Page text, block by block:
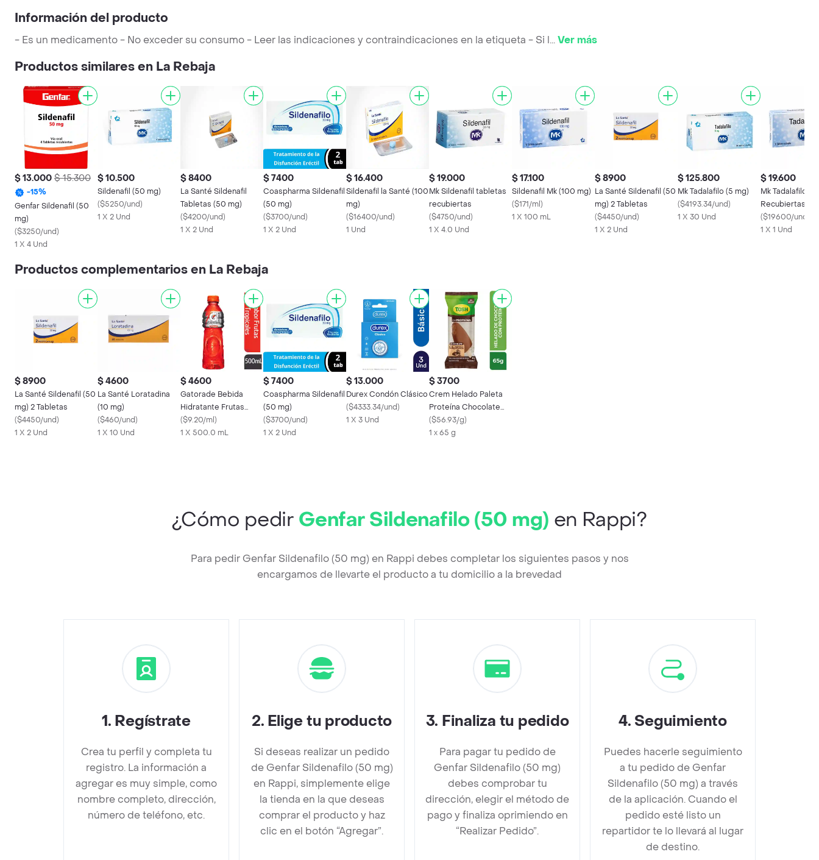
Información del producto
- Es un medicamento - No exceder su consumo - Leer las indicaciones y contraindicaciones en la etiqueta - Si l...Ver más
Productos similares en La Rebaja
$ 13.000 $ 15.300
-15%
Genfar Sildenafil (50
mg)
($3250/und)
1 X 4 Und
$ 10.500
Sildenafil (50 mg)
($5250/und)
1 X 2 Und
$ 8400
La Santé Sildenafil
Tabletas (50 mg)
($4200/und)
1 X 2 Und
$ 7400
Coaspharma Sildenafil
(50 mg)
($3700/und)
1 X 2 Und
$ 16.400
Sildenafil la Santé (100
mg)
($16400/und)
1 Und
$ 19.000
Mk Sildenafil tabletas
recubiertas
($4750/und)
1 X 4.0 Und
$ 17.100
Sildenafil Mk (100 mg)
($171/ml)
1 X 100 mL
$ 8900
La Santé Sildenafil (50
mg) 2 Tabletas
($4450/und)
1 X 2 Und
$ 125.800
Mk Tadalafilo (5 mg)
($4193.34/und)
1 X 30 Und
$ 19.600
Mk Tadalafilo
Recubiertas
($19600/und
1 X 1 Und
Productos complementarios en La Rebaja
$ 8900
La Santé Sildenafil (50
mg) 2 Tabletas
($4450/und)
1 X 2 Und
$ 4600
La Santé Loratadina
(10 mg)
($460/und)
1 X 10 Und
$ 4600
Gatorade Bebida
Hidratante Frutas
Tropicales 500 mL
($9.20/ml)
1 X 500.0 mL
$ 7400
Coaspharma Sildenafil
(50 mg)
($3700/und)
1 X 2 Und
$ 13.000
Durex Condón Clásico
($4333.34/und)
1 X 3 Und
$ 3700
Crem Helado Paleta
Proteína Chocolate
Tosh
($56.93/g)
1 x 65 g
¿Cómo pedir Genfar Sildenafilo (50 mg) en Rappi?
Para pedir Genfar Sildenafilo (50 mg) en Rappi debes completar los siguientes pasos y nos
encargamos de llevarte el producto a tu domicilio a la brevedad
1. Regístrate
Crea tu perfil y completa tu
registro. La información a
agregar es muy simple, como
nombre completo, dirección,
número de teléfono, etc.
2. Elige tu producto
Si deseas realizar un pedido
de Genfar Sildenafilo (50 mg)
en Rappi, simplemente elige
la tienda en la que deseas
comprar el producto y haz
clic en el botón “Agregar”.
3. Finaliza tu pedido
Para pagar tu pedido de
Genfar Sildenafilo (50 mg)
debes comprobar tu
dirección, elegir el método de
pago y finaliza oprimiendo en
“Realizar Pedido”.
4. Seguimiento
Puedes hacerle seguimiento
a tu pedido de Genfar
Sildenafilo (50 mg) a través
de la aplicación. Cuando el
pedido esté listo un
repartidor te lo llevará al lugar
de destino.